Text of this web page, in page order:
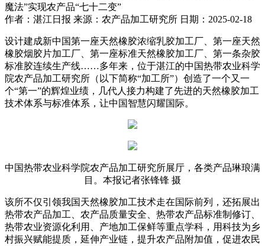
魔法”实现农产品“七十二变”
作者：湛江日报 来源：农产品加工研究所 日期：2025-02-18
设计建成新中国第一座天然橡胶浓缩乳胶加工厂、第一座天然
橡胶烟胶片加工厂、第一座标准天然橡胶加工厂、第一条杂胶
标准胶连续生产线……多年来，位于湛江的中国热带农业科学
院农产品加工研究所（以下简称“加工所”）创造了一个又一
个“第一”的辉煌业绩，几代人接力构建了先进的天然橡胶加工
技术体系与标准体系，让中国智慧闪耀国际。
中国热带农业科学院农产品加工研究所展厅，各类产品琳琅满
目。本报记者张锋锋 摄
该所不仅引领我国天然橡胶加工技术走在国际前列，还拓展出
热带农产品加工、农产品质量安全、热带农产品标准制修订、
热带农业资源化利用、产地加工保鲜等重点学科，用科技为乡
村振兴赋能提质，延伸产业链，提升农产品附加值，促进农民